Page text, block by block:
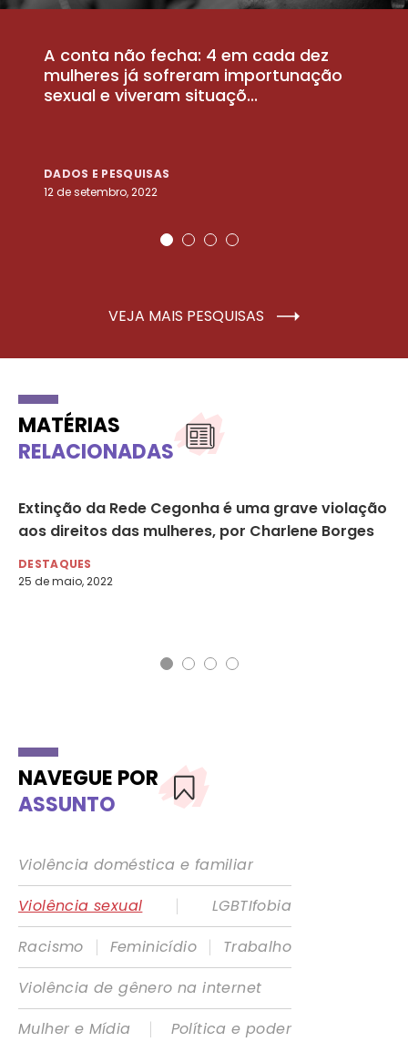
A conta não fecha: 4 em cada dez
mulheres já sofreram importunação
sexual e viveram situaçõ...
DADOS E PESQUISAS
12 de setembro, 2022
VEJA MAIS PESQUISAS
MATÉRIAS
RELACIONADAS
Extinção da Rede Cegonha é uma grave violação
aos direitos das mulheres, por Charlene Borges
DESTAQUES
25 de maio, 2022
NAVEGUE POR
ASSUNTO
Violência doméstica e familiar
Violência sexual
|
LGBTIfobia
Racismo
| Feminicídio |
Trabalho
Violência de gênero na internet
Mulher e Mídia
|
Política e poder